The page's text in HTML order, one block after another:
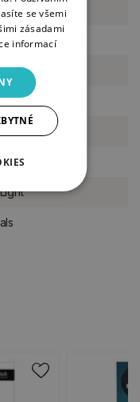
bloky
se všemi
zásadami
informací